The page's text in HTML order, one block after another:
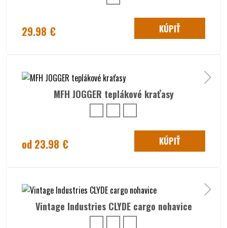
29.98 € KÚPIŤ
MFH JOGGER teplákové kraťasy
od 23.98 € KÚPIŤ
Vintage Industries CLYDE cargo nohavice